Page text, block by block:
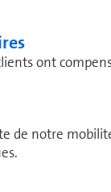
ont
de notre